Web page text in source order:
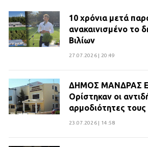
10 χρόνια μετά
ανακαινισμένο το
Βιλίων
27.07.2026 | 20:49
ΔΗΜΟΣ ΜΑΝΔΡΑΣ
Ορίστηκαν οι
αρμοδιότητες τους
23.07.2026 | 14:58